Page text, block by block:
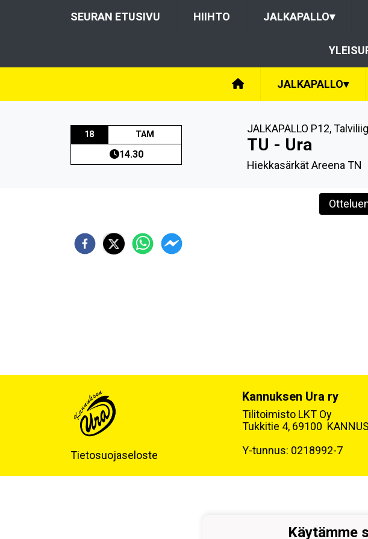
SEURAN ETUSIVU HIIHTO JALKAPALLO▾
JALKAPALLO▾
18 TAM
14.30
JALKAPALLO P12,
TU - Ura
Hiekkasärkät Areena TN
Tietosuojaseloste
Kannuksen Ura ry
Tilitoimisto LKT Oy
Tukkitie 4, 69100 KANNUS
Y-tunnus: 0218992-7
Käytämme